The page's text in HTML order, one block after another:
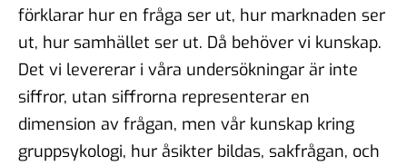
förklarar hur en fråga ser ut, hur marknaden ser
ut, hur samhället ser ut. Då behöver vi kunskap.
Det vi levererar i våra undersökningar är inte
siffror, utan siffrorna representerar en
dimension av frågan, men vår kunskap kring
gruppsykologi, hur åsikter bildas, sakfrågan, och